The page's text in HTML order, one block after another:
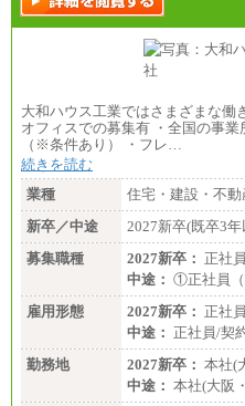
大和ハウス工業ではさまざまな働
オフィスでの募集有 ・全国の事
（※条件あり） ・フレ…
続きを読む
業種
住宅・建設・不動
新卒／中途
2027新卒(既卒3
募集職種
2027新卒： 正社
中途： ①正社員
雇用形態
2027新卒： 正社員
中途： 正社員/契
勤務地
2027新卒： 本社(
中途： 本社(大阪